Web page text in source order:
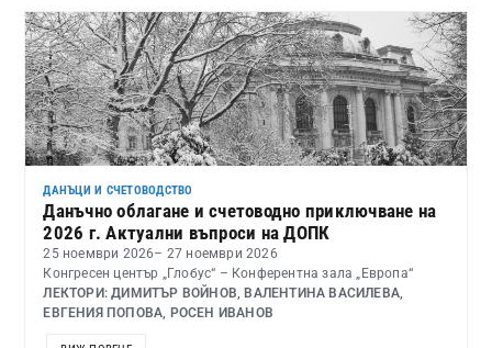
ДАНЪЦИ И СЧЕТОВОДСТВО
Данъчно облагане и счетоводно приключване на
2026 г. Актуални въпроси на ДОПК
25 ноември 2026– 27 ноември 2026
Конгресен център „Глобус“ – Конферентна зала „Европа“
ЛЕКТОРИ: ДИМИТЪР ВОЙНОВ, ВАЛЕНТИНА ВАСИЛЕВА,
ЕВГЕНИЯ ПОПОВА, РОСЕН ИВАНОВ